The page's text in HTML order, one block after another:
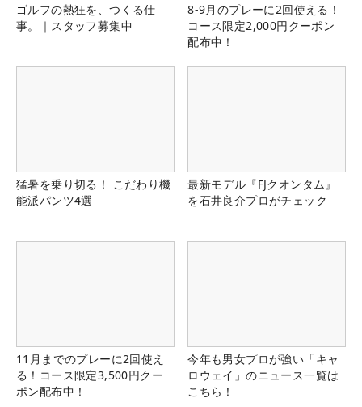
ゴルフの熱狂を、つくる仕
事。｜スタッフ募集中
8-9月のプレーに2回使える！
コース限定2,000円クーポン
配布中！
猛暑を乗り切る！ こだわり機
能派パンツ4選
最新モデル『FJクオンタム』
を石井良介プロがチェック
11月までのプレーに2回使え
る！コース限定3,500円クー
ポン配布中！
今年も男女プロが強い「キャ
ロウェイ」のニュース一覧は
こちら！